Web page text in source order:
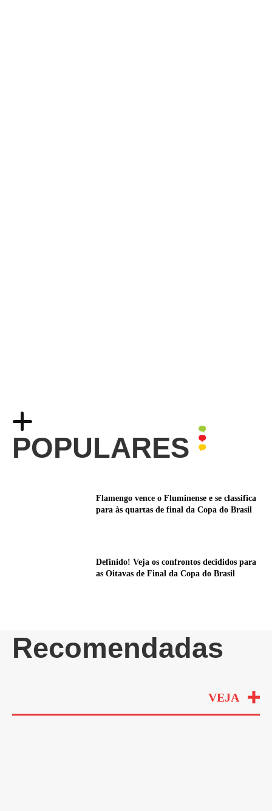
POPULARES
Flamengo vence o Fluminense e se classifica
para às quartas de final da Copa do Brasil
Definido! Veja os confrontos decididos para
as Oitavas de Final da Copa do Brasil
Recomendadas
VEJA